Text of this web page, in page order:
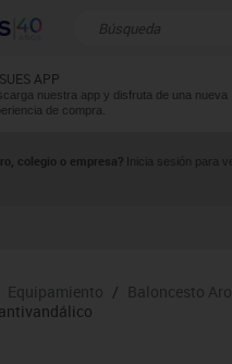
APP
nuestra app y disfruta de una nueva
de compra.
colegio o empresa? Inicia sesión para
Resultados de la
Equipamiento / Baloncesto